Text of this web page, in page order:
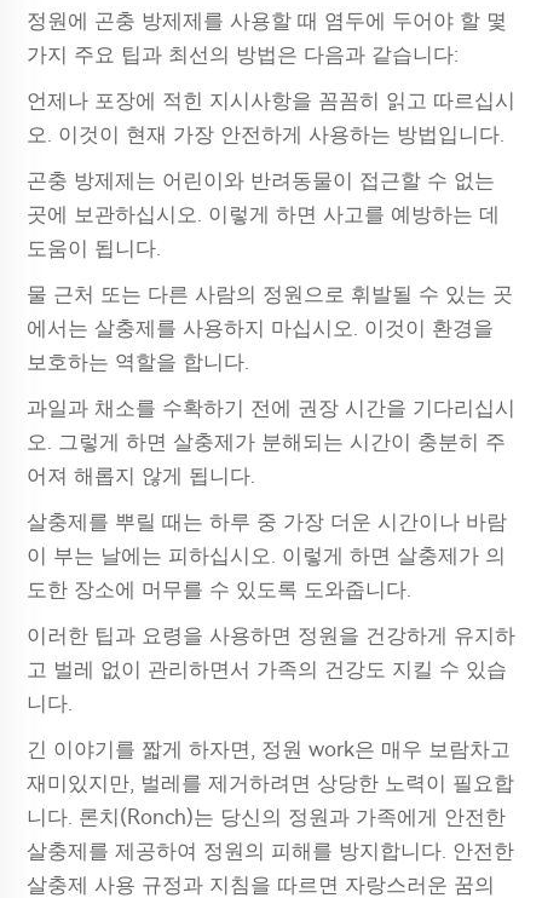
정원에 곤충 방제제를 사용할 때 염두에 두어야 할 몇
가지 주요 팁과 최선의 방법은 다음과 같습니다:
언제나 포장에 적힌 지시사항을 꼼꼼히 읽고 따르십시
오. 이것이 현재 가장 안전하게 사용하는 방법입니다.
곤충 방제제는 어린이와 반려동물이 접근할 수 없는
곳에 보관하십시오. 이렇게 하면 사고를 예방하는 데
도움이 됩니다.
물 근처 또는 다른 사람의 정원으로 휘발될 수 있는 곳
에서는 살충제를 사용하지 마십시오. 이것이 환경을
보호하는 역할을 합니다.
과일과 채소를 수확하기 전에 권장 시간을 기다리십시
오. 그렇게 하면 살충제가 분해되는 시간이 충분히 주
어져 해롭지 않게 됩니다.
살충제를 뿌릴 때는 하루 중 가장 더운 시간이나 바람
이 부는 날에는 피하십시오. 이렇게 하면 살충제가 의
도한 장소에 머무를 수 있도록 도와줍니다.
이러한 팁과 요령을 사용하면 정원을 건강하게 유지하
고 벌레 없이 관리하면서 가족의 건강도 지킬 수 있습
니다.
긴 이야기를 짧게 하자면, 정원 work은 매우 보람차고
재미있지만, 벌레를 제거하려면 상당한 노력이 필요합
니다. 론치(Ronch)는 당신의 정원과 가족에게 안전한
살충제를 제공하여 정원의 피해를 방지합니다. 안전한
살충제 사용 규정과 지침을 따르면 자랑스러운 꿈의